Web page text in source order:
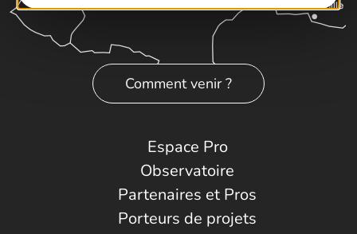
Comment venir ?
Espace Pro
Observatoire
Partenaires et Pros
Porteurs de projets